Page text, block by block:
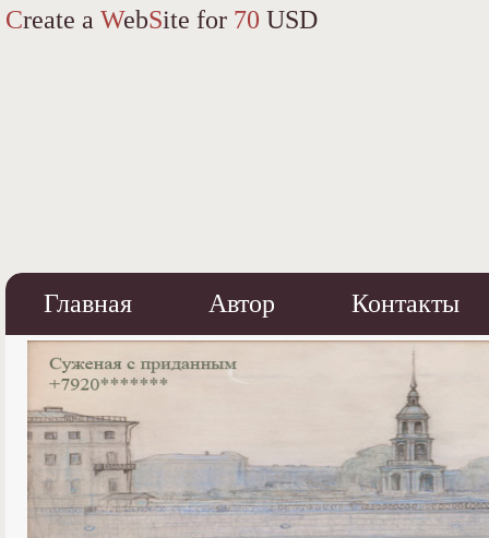
Create a WebSite for 70 USD
Главная Автор Контакты